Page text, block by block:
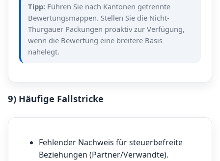
Tipp: Führen Sie nach Kantonen getrennte
Bewertungsmappen. Stellen Sie die Nicht-
Thurgauer Packungen proaktiv zur Verfügung,
wenn die Bewertung eine breitere Basis
nahelegt.
9) Häufige Fallstricke
Fehlender Nachweis für steuerbefreite
Beziehungen (Partner/Verwandte).